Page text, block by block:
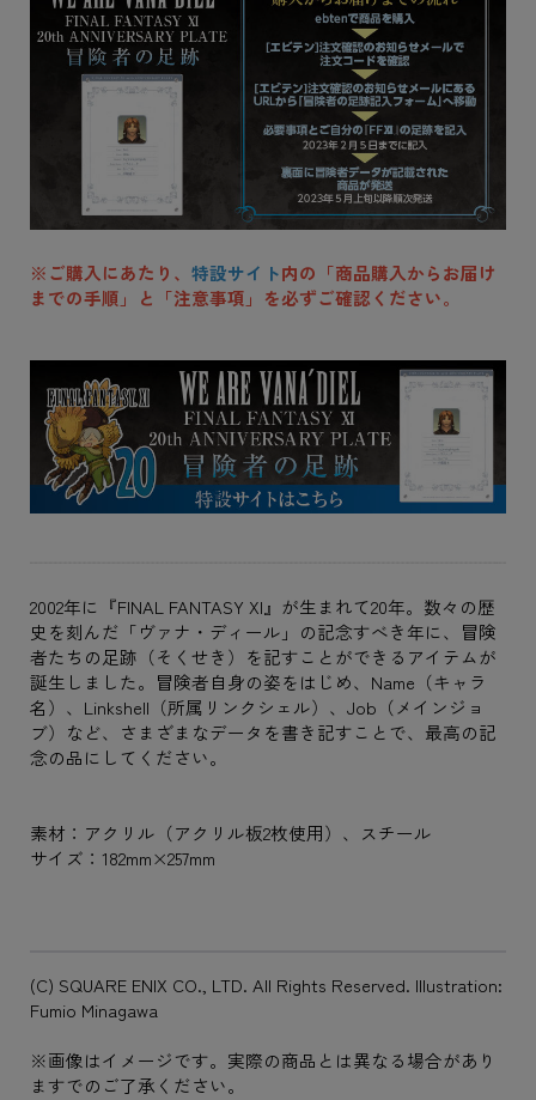
※ご購入にあたり、 特設サイト内の「商品購入からお届け
までの手順」と「注意事項」を必ずご確認ください。
2002年に『FINAL FANTASY XI』が生まれて20年。数々の歴
史を刻んだ「ヴァナ・ディール」の記念すべき年に、冒険
者たちの足跡（そくせき）を記すことができるアイテムが
誕生しました。冒険者自身の姿をはじめ、Name（キャラ
名）、Linkshell（所属リンクシェル）、Job（メインジョ
ブ）など、さまざまなデータを書き記すことで、最高の記
念の品にしてください。
素材：アクリル（アクリル板2枚使用）、スチール
サイズ：182mm×257mm
(C) SQUARE ENIX CO., LTD. All Rights Reserved. Illustration:
Fumio Minagawa
※画像はイメージです。実際の商品とは異なる場合があり
ますでのご了承ください。